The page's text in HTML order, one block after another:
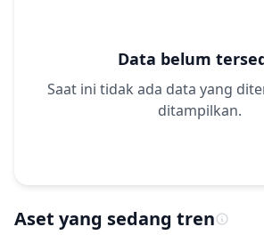
Data belum
Saat ini tidak ada data yang
ditampilkan.
Aset yang sedang tren